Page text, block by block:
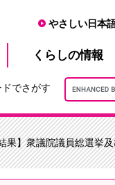
やさしい日本
くらしの情報
でさがす
果】衆議院議員総選挙